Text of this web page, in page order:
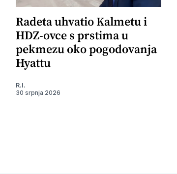
Radeta uhvatio Kalmetu i
HDZ-ovce s prstima u
pekmezu oko pogodovanja
Hyattu
R.I.
30 srpnja 2026